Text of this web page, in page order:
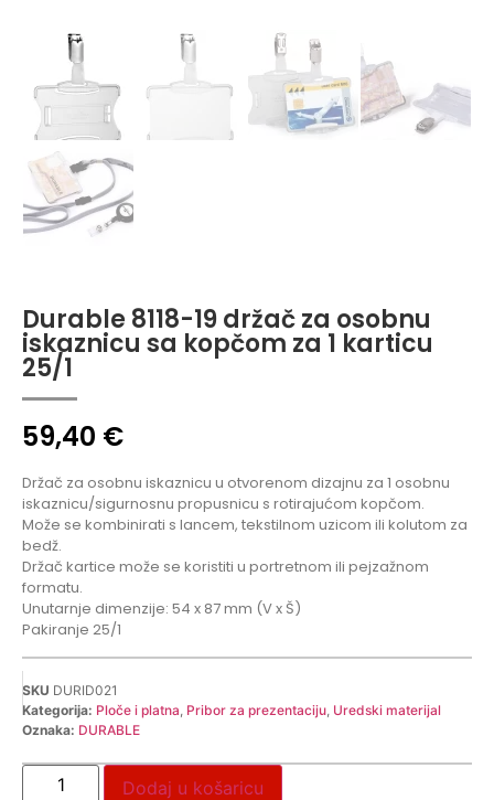
Durable 8118-19 držač za osobnu
iskaznicu sa kopčom za 1 karticu
25/1
59,40 €
Držač za osobnu iskaznicu u otvorenom dizajnu za 1 osobnu
iskaznicu/sigurnosnu propusnicu s rotirajućom kopčom.
Može se kombinirati s lancem, tekstilnom uzicom ili kolutom za
bedž.
Držač kartice može se koristiti u portretnom ili pejzažnom
formatu.
Unutarnje dimenzije: 54 x 87 mm (V x Š)
Pakiranje 25/1
SKU DURID021
Kategorija: Ploče i platna Pribor za prezentaciju Uredski materijal
Oznaka: DURABLE
Dodaj u košaricu